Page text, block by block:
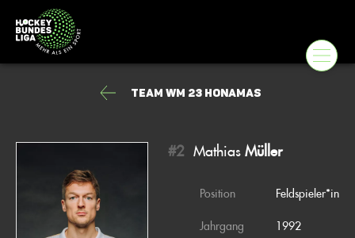
Team WM 23 Honamas
#2 Mathias Müller
Position Feldspieler*in
Jahrgang 1992